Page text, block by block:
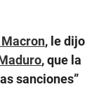
, le dijo
, que la
sanciones”